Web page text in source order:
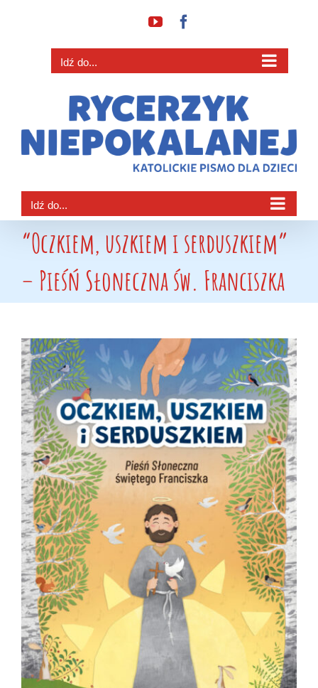
YouTube
Idź do...
Idź do...
“Oczkiem, uszkiem i serduszkiem”
– Pieśń Słoneczna św. Franciszka
Pokaż
większy
obrazek